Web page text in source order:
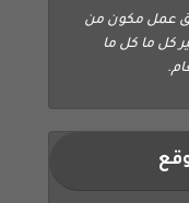
عمل مكون من
كل ما كل ما